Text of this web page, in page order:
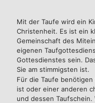
Mit der Taufe wird ein
Christenheit. Es ist ein
Gemeinschaft des
eigenen
Gottesdienstes sein.
Sie am stimmigsten ist.
Für die Taufe
ist oder einer anderen
und dessen